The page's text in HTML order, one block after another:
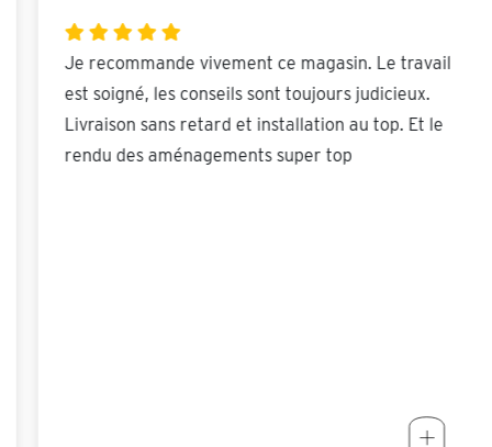
Je recommande vivement ce magasin. Le travail
est soigné, les conseils sont toujours judicieux.
Livraison sans retard et installation au top. Et le
rendu des aménagements super top